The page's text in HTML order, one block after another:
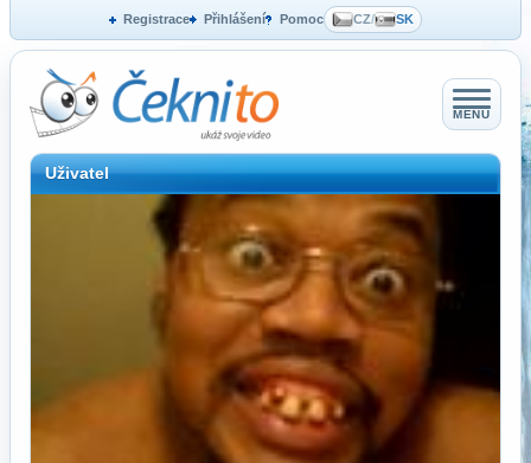
Registrace Přihlášení Pomoc CZ/ SK
MENU
Uživatel